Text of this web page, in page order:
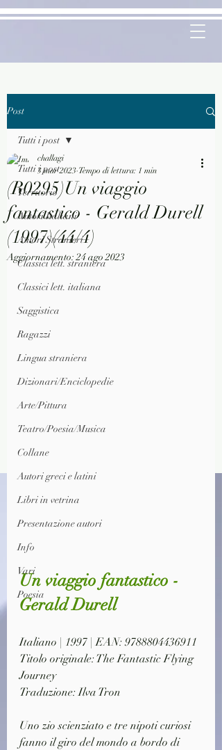
Post
Tutti i post
Territorio
Autori Italiani
Autori Stranieri
Classici lett. straniera
Classici lett. italiana
Saggistica
Ragazzi
Lingua straniera
Dizionari/Enciclopedie
Arte/Pittura
Teatro/Poesia/Musica
Collane
Autori greci e latini
Libri in vetrina
Presentazione autori
Info
Vari
Poesia
Tutti i post
(R0295)Un viaggio
fantastico - Gerald Durell
(1997)(44/4)
challagi
3 mar 2023 Tempo di lettura: 1 min
Aggiornamento:24 ago 2023
Un viaggio fantastico -
Gerald Durell
Italiano | 1997 | EAN: 9788804436911
Titolo originale: The Fantastic Flying
Journey
Traduzione: Ilva Tron
Uno zio scienziato e tre nipoti curiosi
fanno il giro del mondo a bordo di